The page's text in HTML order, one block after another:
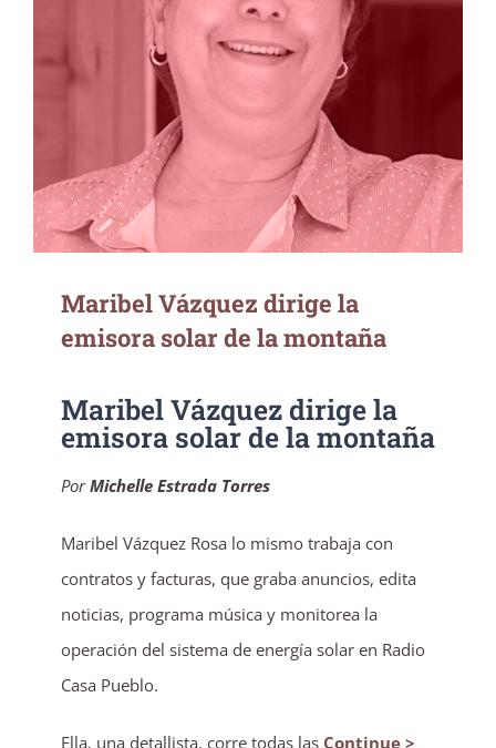
Maribel Vázquez dirige la emisora solar de
Maribel Vázquez dirige la
emisora solar de la montaña
Maribel Vázquez dirige la
emisora solar de la montaña
PorMichelle Estrada Torres
Maribel Vázquez Rosa lo mismo trabaja con
contratos y facturas, que graba anuncios, edita
noticias, programa música y monitorea la
operación del sistema de energía solar en Radio
Casa Pueblo.
Ella, una detallista, corre todas las Continue >